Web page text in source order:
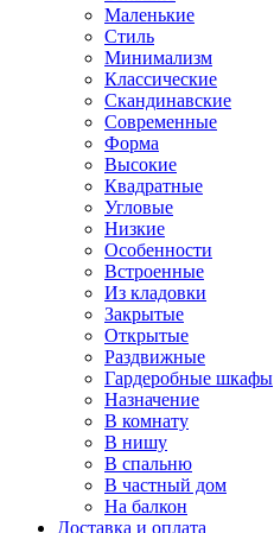
Маленькие
Стиль
Минимализм
Классические
Скандинавские
Современные
Форма
Высокие
Квадратные
Угловые
Низкие
Особенности
Встроенные
Из кладовки
Закрытые
Открытые
Раздвижные
Гардеробные шкафы
Назначение
В комнату
В нишу
В спальню
В частный дом
На балкон
Доставка и оплата